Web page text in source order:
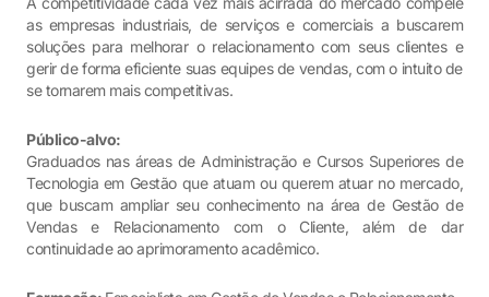
Infraestrutura e Serviços
Inovação
Sobre a ULBRA
as empresas industriais, de serviços e comerciais a buscarem
soluções para melhorar o relacionamento com seus clientes e
gerir de forma eficiente suas equipes de vendas, com o intuito de
se tornarem mais competitivas.
Público-alvo:
Graduados nas áreas de Administração e Cursos Superiores de
Tecnologia em Gestão que atuam ou querem atuar no mercado,
que buscam ampliar seu conhecimento na área de Gestão de
Vendas e Relacionamento com o Cliente, além de dar
continuidade ao aprimoramento acadêmico.